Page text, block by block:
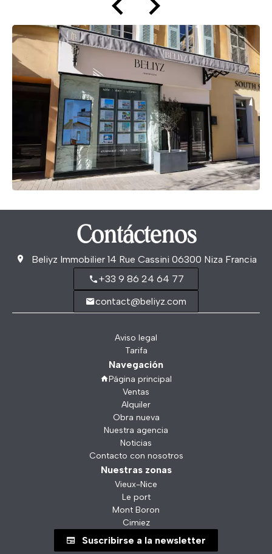
Contáctenos
Beliyz Immobilier14 Rue Cassini 06300 Niza Francia
+33 9 86 24 64 77
contact@beliyz.com
Aviso legal
Tarifa
Navegación
Página principal
Ventas
Alquiler
Obra nueva
Nuestra agencia
Noticias
Contacto con nosotros
Nuestras zonas
Vieux-Nice
Le port
Mont Boron
Cimiez
Suscribirse a la newsletter